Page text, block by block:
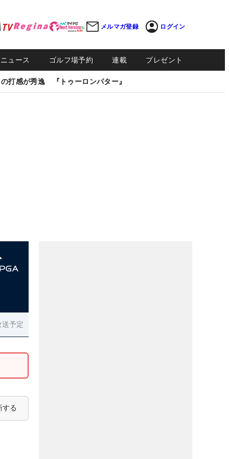
メルマガ登録 ログイン
ュース ゴルフ場予約 連載 プレゼント
打感が秀逸 『トゥーロンパター』
予定
する